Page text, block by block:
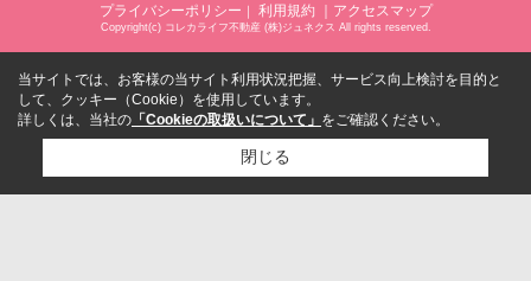
プライバシーポリシー ｜ 利用規約 ｜アクセスマップ
Copyright(c) コレカライフ不動産 (株)ジュネクス All rights reserved.
当サイトでは、お客様の当サイト利用状況把握、サービス向上検討を目的と
して、クッキー（Cookie）を使用しています。
詳しくは、当社の 「Cookieの取扱いについて」 をご確認ください。
閉じる